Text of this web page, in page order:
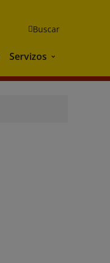
Buscar
Servizos Servizos